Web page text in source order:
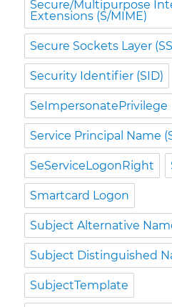
Secure/Multipurpose
Extensions (S/MIME)
Secure Sockets Layer
Security Identifier (SID)
SeImpersonatePrivilege
Service Principal Name
SeServiceLogonRight
Smartcard Logon
Subject Alternative
Subject Distinguished
SubjectTemplate